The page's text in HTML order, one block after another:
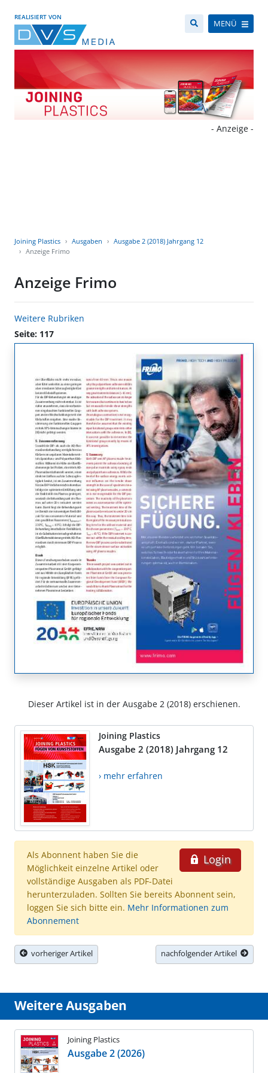
REALISIERT VON
MENÜ
- Anzeige -
Joining Plastics Ausgaben
Ausgabe 2 (2018) Jahrgang 12
Anzeige Frimo
Anzeige Frimo
Weitere Rubriken
Seite: 117
Dieser Artikel ist in der Ausgabe 2 (2018) erschienen.
Joining Plastics
Ausgabe 2 (2018) Jahrgang 12
› mehr erfahren
Login
Als Abonnent haben Sie die
Möglichkeit einzelne Artikel oder
vollständige Ausgaben als PDF-Datei
herunterzuladen. Sollten Sie bereits Abonnent sein,
loggen Sie sich bitte ein. Mehr Informationen zum
Abonnement
vorheriger Artikel nachfolgender Artikel
Weitere Ausgaben
Joining Plastics
Ausgabe 2 (2026)